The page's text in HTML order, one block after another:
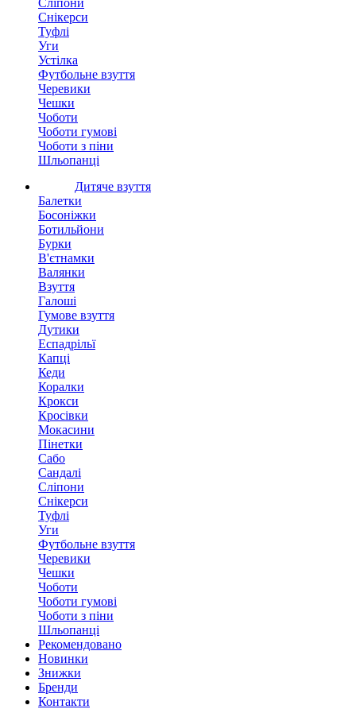
Сліпони
Снікерси
Туфлі
Уги
Устілка
Футбольне взуття
Черевики
Чешки
Чоботи
Чоботи гумові
Чоботи з піни
Шльопанці
Дитяче взуття
Балетки
Босоніжки
Ботильйони
Бурки
В'єтнамки
Валянки
Взуття
Галоші
Гумове взуття
Дутики
Еспадрільї
Капці
Кеди
Коралки
Крокси
Кросівки
Мокасини
Пінетки
Сабо
Сандалі
Сліпони
Снікерси
Туфлі
Уги
Футбольне взуття
Черевики
Чешки
Чоботи
Чоботи гумові
Чоботи з піни
Шльопанці
Рекомендовано
Новинки
Знижки
Бренди
Контакти